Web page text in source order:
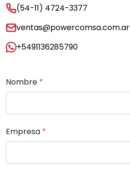
(54-11) 4724-3377
ventas@powercomsa.com.ar
+5491136285790
Nombre *
Empresa *